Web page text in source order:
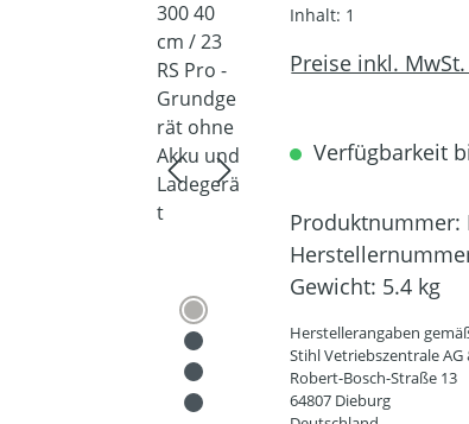
Inhalt: 1
Preise inkl.
Verfügbarkeit
Produktnummer:
Gewicht: 5.4 kg
Herstellerangaben
Stihl Vetriebszentrale AG
Robert-Bosch-Straße 13
64807 Dieburg